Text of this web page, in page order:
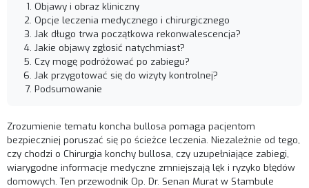
Objawy i obraz kliniczny
Opcje leczenia medycznego i chirurgicznego
Jak długo trwa początkowa rekonwalescencja?
Jakie objawy zgłosić natychmiast?
Czy mogę podróżować po zabiegu?
Jak przygotować się do wizyty kontrolnej?
Podsumowanie
Zrozumienie tematu koncha bullosa pomaga pacjentom
bezpieczniej poruszać się po ścieżce leczenia. Niezależnie od tego,
czy chodzi oChirurgia konchy bullosa, czy uzupełniające zabiegi,
wiarygodne informacje medyczne zmniejszają lęk i ryzyko błędów
domowych. Ten przewodnik Op. Dr. Senan Murat w Stambule